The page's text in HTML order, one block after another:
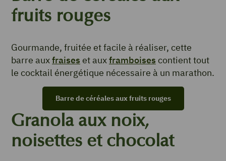
fruits rouges
Gourmande, fruitée et facile à réaliser, cette
barre auxfraises et auxframboises contient tout
le cocktail énergétique nécessaire à un marathon.
Barre de céréales aux fruits rouges
Granola aux noix,
noisettes et chocolat